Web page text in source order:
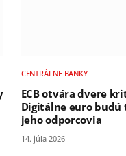
CENTRÁLNE BANKY
ECB otvára dvere
Digitálne euro budú
jeho odporcovia
14. júla 2026